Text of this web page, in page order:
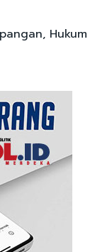
Hukum